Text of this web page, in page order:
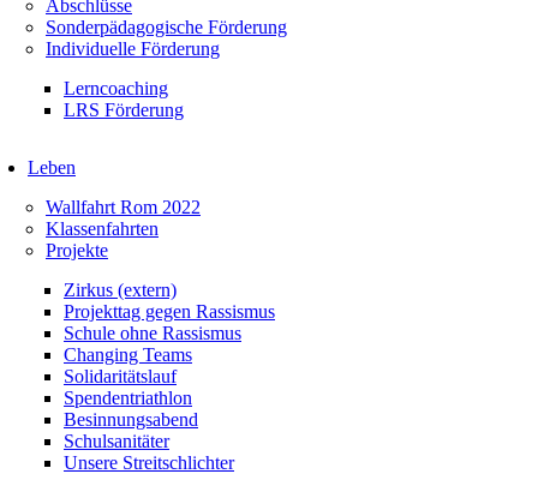
Abschlüsse
Sonderpädagogische Förderung
Individuelle Förderung
Lerncoaching
LRS Förderung
Leben
Wallfahrt Rom 2022
Klassenfahrten
Projekte
Zirkus (extern)
Projekttag gegen Rassismus
Schule ohne Rassismus
Changing Teams
Solidaritätslauf
Spendentriathlon
Besinnungsabend
Schulsanitäter
Unsere Streitschlichter